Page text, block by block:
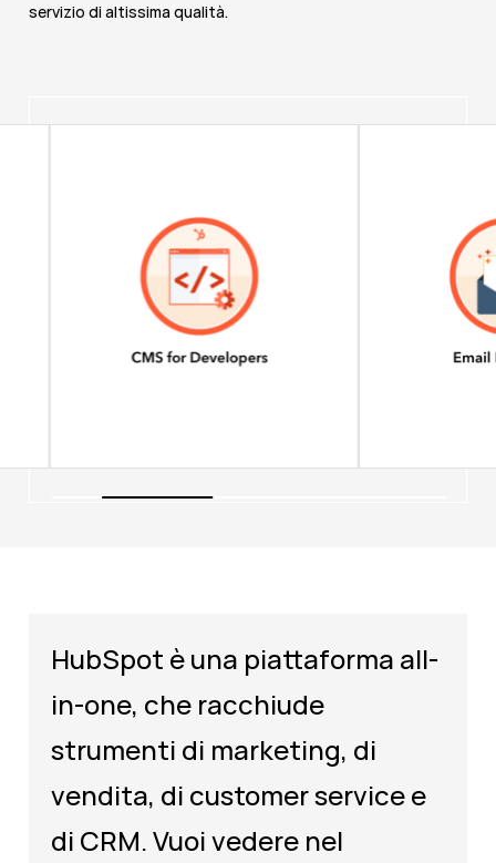
servizio di altissima qualità.
HubSpot è una piattaforma all-
in-one, che racchiude
strumenti di marketing, di
vendita, di customer service e
di CRM. Vuoi vedere nel